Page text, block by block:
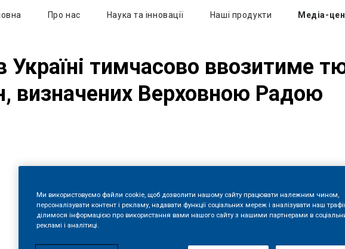
Про нас Наука та інновації Наші продукти Медіа-
Україні тимчасово ввозитиме
визначених Верховною Радою
Ми використовуємо файли cookie, щоб дозволити нашому сайту працювати належним чином,
персоналізувати контент і рекламу, надавати функції соціальних мереж і аналізувати наш
ділимося інформацією про використання вами нашого сайту з нашими партнерами в
рекламі і аналітиці.